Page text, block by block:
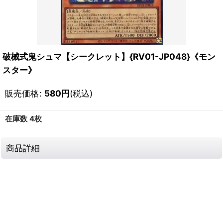
破械式鬼シュマ【シークレット】{RV01-JP048}《モン
スター》
販売価格: 580円(税込)
在庫数 4枚
商品詳細